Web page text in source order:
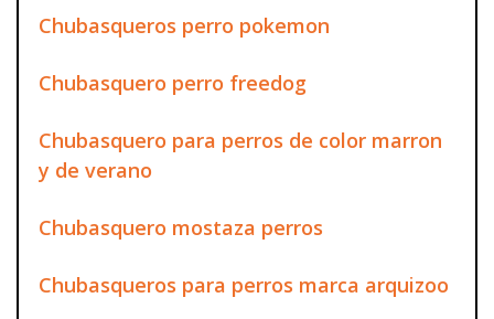
Chubasqueros perro pokemon
Chubasquero perro freedog
Chubasquero para perros de color marron
y de verano
Chubasquero mostaza perros
Chubasqueros para perros marca arquizoo